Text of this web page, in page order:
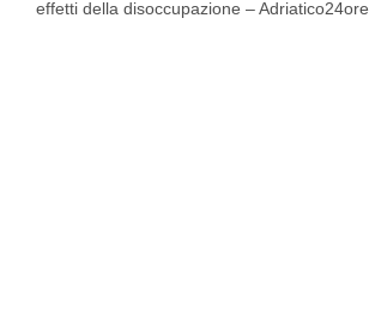
effetti della disoccupazione – Adriatico24ore